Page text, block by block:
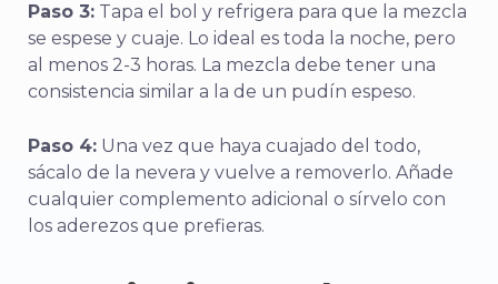
Paso 3: Tapa el bol y refrigera para que la mezcla
se espese y cuaje. Lo ideal es toda la noche, pero
al menos 2-3 horas. La mezcla debe tener una
consistencia similar a la de un pudín espeso.
Paso 4: Una vez que haya cuajado del todo,
sácalo de la nevera y vuelve a removerlo. Añade
cualquier complemento adicional o sírvelo con
los aderezos que prefieras.